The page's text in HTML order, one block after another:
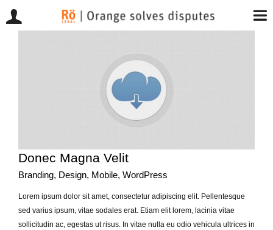
Donec Magna Velit
Branding, Design, Mobile, WordPress
Lorem ipsum dolor sit amet, consectetur adipiscing elit. Pellentesque
sed varius ipsum, vitae sodales erat. Etiam elit lorem, lacinia vitae
sollicitudin ac, egestas ut risus. In vitae nulla eu odio vehicula ultrices in